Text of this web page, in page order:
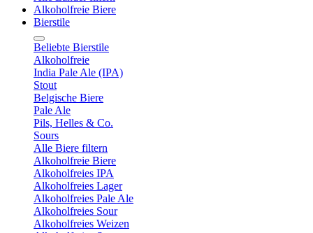
Alkoholfreie Biere
Bierstile
Beliebte Bierstile
Alkoholfreie
India Pale Ale (IPA)
Stout
Belgische Biere
Pale Ale
Pils, Helles & Co.
Sours
Alle Biere filtern
Alkoholfreie Biere
Alkoholfreies IPA
Alkoholfreies Lager
Alkoholfreies Pale Ale
Alkoholfreies Sour
Alkoholfreies Weizen